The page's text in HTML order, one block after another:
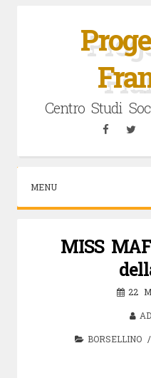
Centro Studi
Facebook
MENU
MISS
22
BORSELLINO /